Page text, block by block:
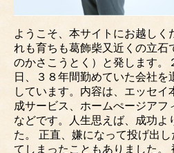
ようこそ、本サイトにお越しく
れも育ちも葛飾柴又近くの立石
のかさこうとく）と発します。
日、３８年間勤めていた会社を
しています。内容は、エッセ
成サービス、ホームぺージアフ
などです。人生思えば、成功よ
た。 正直、嫌になって投げ出
てしまったこともありました。